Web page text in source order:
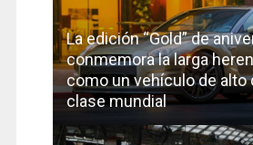
La edición “Gold” de
conmemora la larga
como un vehículo de alto
clase mundial